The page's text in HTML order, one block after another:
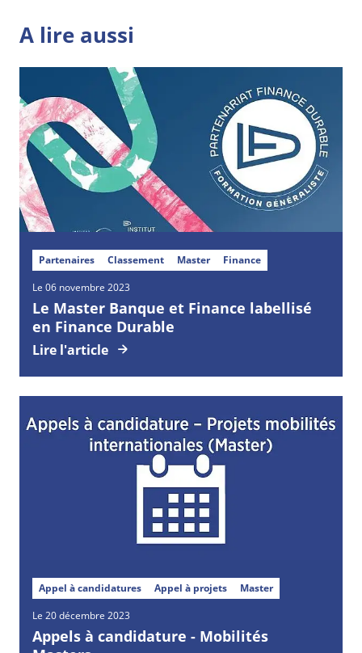
A lire aussi
Partenaires Classement Master Finance
Le 06 novembre 2023
Le Master Banque et Finance labellisé
en Finance Durable
Lire l'article
Appel à candidatures Appel à projets Master
Le 20 décembre 2023
Appels à candidature - Mobilités